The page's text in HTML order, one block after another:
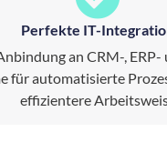
Perfekte IT-
an CRM-,
für automatisierte
effizientere